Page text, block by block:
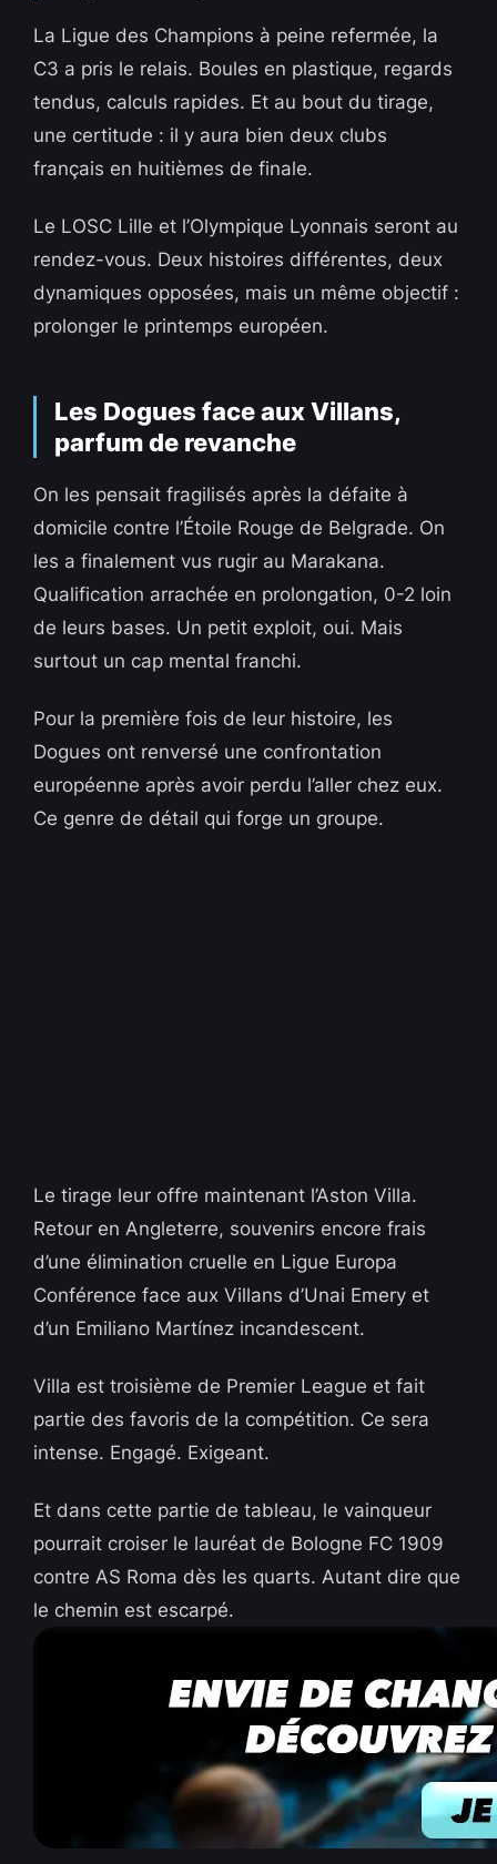
La Ligue des Champions à peine refermée, la
C3 a pris le relais. Boules en plastique, regards
tendus, calculs rapides. Et au bout du tirage,
une certitude : il y aura bien deux clubs
français en huitièmes de finale.
Le LOSC Lille et l’Olympique Lyonnais seront au
rendez-vous. Deux histoires différentes, deux
dynamiques opposées, mais un même objectif :
prolonger le printemps européen.
Les Dogues face aux Villans,
parfum de revanche
On les pensait fragilisés après la défaite à
domicile contre l’Étoile Rouge de Belgrade. On
les a finalement vus rugir au Marakana.
Qualification arrachée en prolongation, 0-2 loin
de leurs bases. Un petit exploit, oui. Mais
surtout un cap mental franchi.
Pour la première fois de leur histoire, les
Dogues ont renversé une confrontation
européenne après avoir perdu l’aller chez eux.
Ce genre de détail qui forge un groupe.
Le tirage leur offre maintenant l’Aston Villa.
Retour en Angleterre, souvenirs encore frais
d’une élimination cruelle en Ligue Europa
Conférence face aux Villans d’Unai Emery et
d’un Emiliano Martínez incandescent.
Villa est troisième de Premier League et fait
partie des favoris de la compétition. Ce sera
intense. Engagé. Exigeant.
Et dans cette partie de tableau, le vainqueur
pourrait croiser le lauréat de Bologne FC 1909
contre AS Roma dès les quarts. Autant dire que
le chemin est escarpé.